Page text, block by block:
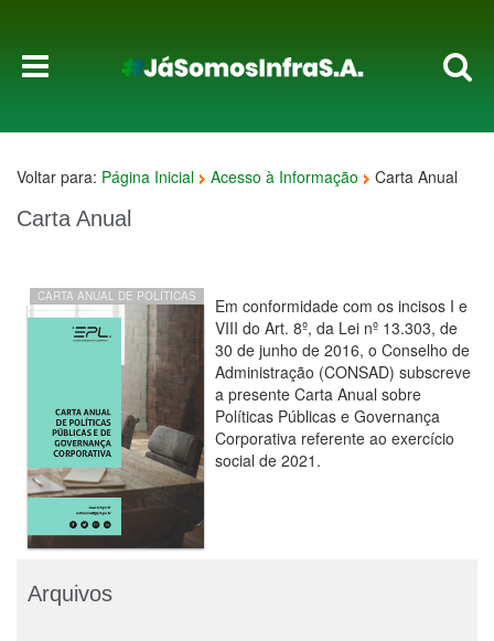
Voltar para: Página Inicial Acesso à Informação Carta Anual
Carta Anual
CARTA ANUAL DE POLÍTICAS
PÚBLICAS E GOVERNANÇA
CORPORATIVA
Em conformidade com os incisos I e
VIII do Art. 8º, da Lei nº 13.303, de
30 de junho de 2016, o Conselho de
Administração (CONSAD) subscreve
a presente Carta Anual sobre
Políticas Públicas e Governança
Corporativa referente ao exercício
social de 2021.
Arquivos